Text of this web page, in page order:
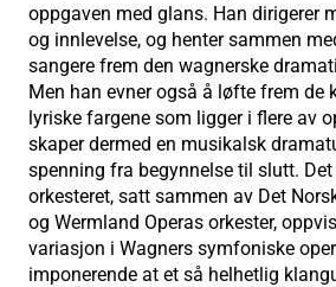
oppgaven med glans. Han dirigerer
og innlevelse, og henter sammen
sangere frem den wagnerske
Men han evner også å løfte frem de
lyriske fargene som ligger i flere av
skaper dermed en musikalsk
spenning fra begynnelse til slutt.
orkesteret, satt sammen av Det
og Wermland Operas orkester,
variasjon i Wagners symfoniske
imponerende at et så helhetlig